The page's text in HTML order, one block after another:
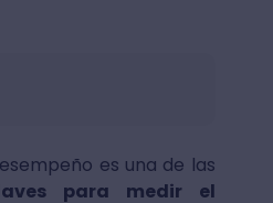
es una de las
para medir el